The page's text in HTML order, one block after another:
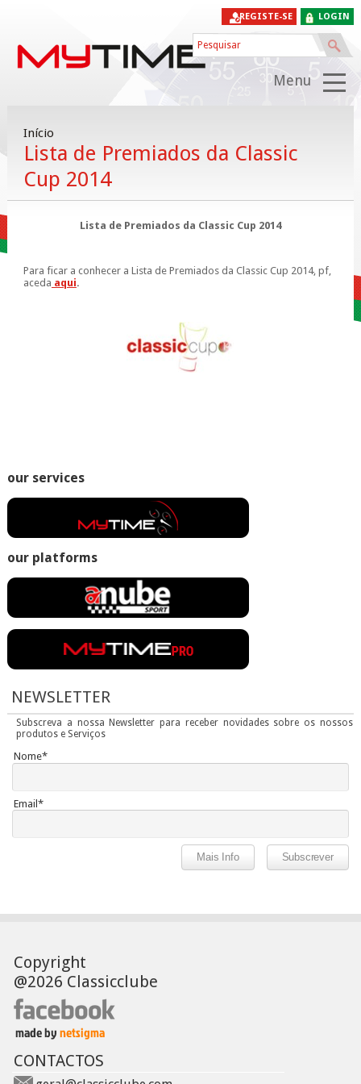
LOGIN
REGISTE-SE
Menu
Início
Lista de Premiados da Classic
Cup 2014
Lista de Premiados da Classic Cup 2014
Para ficar a conhecer a Lista de Premiados da Classic Cup 2014, pf,
aceda aqui.
our services
our platforms
NEWSLETTER
Subscreva a nossa Newsletter para receber novidades sobre os nossos
produtos e Serviços
Nome*
Email*
Copyright
@2026 Classicclube
CONTACTOS